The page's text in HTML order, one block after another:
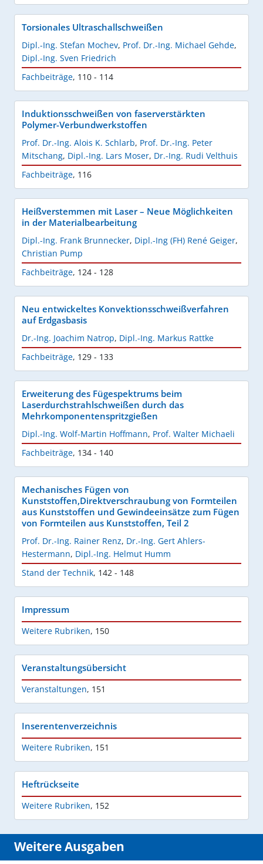
Torsionales Ultraschallschweißen
Dipl.-Ing. Stefan Mochev, Prof. Dr.-Ing. Michael Gehde,
Dipl.-Ing. Sven Friedrich
Fachbeiträge, 110 - 114
Induktionsschweißen von faserverstärkten
Polymer-Verbundwerkstoffen
Prof. Dr.-Ing. Alois K. Schlarb, Prof. Dr.-Ing. Peter
Mitschang, Dipl.-Ing. Lars Moser, Dr.-Ing. Rudi Velthuis
Fachbeiträge, 116
Heißverstemmen mit Laser – Neue Möglichkeiten
in der Materialbearbeitung
Dipl.-Ing. Frank Brunnecker, Dipl.-Ing (FH) René Geiger,
Christian Pump
Fachbeiträge, 124 - 128
Neu entwickeltes Konvektionsschweißverfahren
auf Erdgasbasis
Dr.-Ing. Joachim Natrop, Dipl.-Ing. Markus Rattke
Fachbeiträge, 129 - 133
Erweiterung des Fügespektrums beim
Laserdurchstrahlschweißen durch das
Mehrkomponentenspritzgießen
Dipl.-Ing. Wolf-Martin Hoffmann, Prof. Walter Michaeli
Fachbeiträge, 134 - 140
Mechanisches Fügen von
Kunststoffen,Direktverschraubung von Formteilen
aus Kunststoffen und Gewindeeinsätze zum Fügen
von Formteilen aus Kunststoffen, Teil 2
Prof. Dr.-Ing. Rainer Renz, Dr.-Ing. Gert Ahlers-
Hestermann, Dipl.-Ing. Helmut Humm
Stand der Technik, 142 - 148
Impressum
Weitere Rubriken, 150
Veranstaltungsübersicht
Veranstaltungen, 151
Inserentenverzeichnis
Weitere Rubriken, 151
Heftrückseite
Weitere Rubriken, 152
Weitere Ausgaben